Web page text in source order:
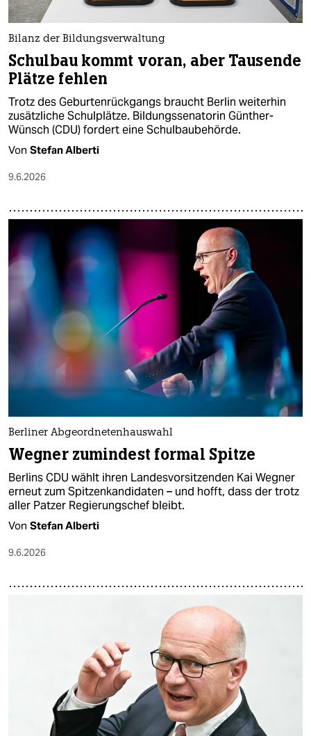
Bilanz der Bildungsverwaltung
Schulbau kommt voran, aber Tausende
Plätze fehlen
Trotz des Geburtenrückgangs braucht Berlin weiterhin
zusätzliche Schulplätze. Bildungssenatorin Günther-
Wünsch (CDU) fordert eine Schulbaubehörde.
Von Stefan Alberti
9.6.2026
Berliner Abgeordnetenhauswahl
Wegner zumindest formal Spitze
Berlins CDU wählt ihren Landesvorsitzenden Kai Wegner
erneut zum Spitzenkandidaten – und hofft, dass der trotz
aller Patzer Regierungschef bleibt.
Von Stefan Alberti
9.6.2026